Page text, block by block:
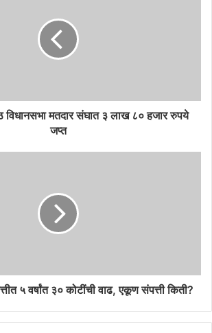
मतदार संघात ३ लाख ८० हजार रुपये
जप्त
५ वर्षांत ३० कोटींची वाढ, एकूण संपत्ती किती?